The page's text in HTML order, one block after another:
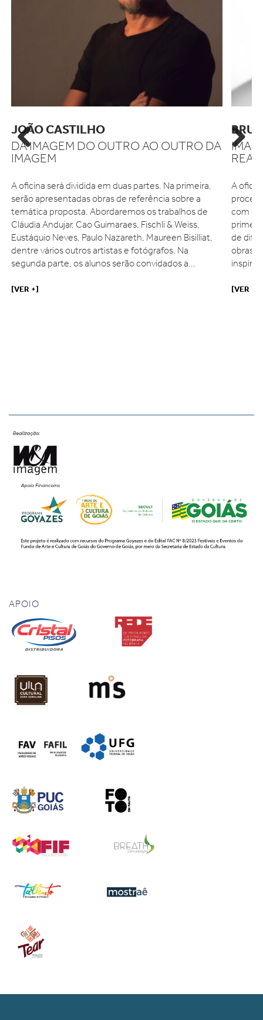
JOÃO CASTILHO
DA IMAGEM DO OUTRO AO OUTRO DA
IMAGEM
A oficina será dividida em duas partes. Na primeira,
serão apresentadas obras de referência sobre a
temática proposta. Abordaremos os trabalhos de
Cláudia Andujar, Cao Guimaraes, Fischli & Weiss,
Eustáquio Neves, Paulo Nazareth, Maureen Bisilliat,
dentre vários outros artistas e fotógrafos. Na
segunda parte, os alunos serão convidados a...
[VER +]
A
com os
de
obras
[VER +]
Previous Next
APOIO